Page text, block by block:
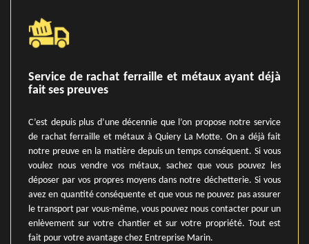
Service de rachat ferraille et métaux ayant déjà
fait ses preuves
C’est depuis plus d’une décennie que l’on propose notre service
de rachat ferraille et métaux à Quiery La Motte. On a déjà fait
notre preuve en la matière depuis un temps conséquent. Si vous
voulez nous vendre vos métaux, sachez que vous pouvez les
déposer par vos propres moyens dans notre déchetterie. Si vous
avez en quantité conséquente et que vous ne pouvez pas assurer
le transport par vous-même, vous pouvez nous contacter pour un
enlèvement sur votre chantier et sur votre propriété. Tout est
fait pour votre avantage chez Entreprise Marin.